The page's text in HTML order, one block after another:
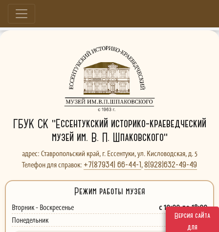
Версия сайта
для
Больше, чем музей...
ГБУК СК "Ессентукский историко-краеведческий
музей им. В. П. Шпаковского"
адрес: Ставропольский край, г. Ессентуки, ул. Кисловодская, д. 5
Телефон для справок: +7(87934) 66-44-1,8(928)632-49-49
Режим работы музея
Вторник - Воскресенье с 10:00 до 18:00
Понедельник выходной